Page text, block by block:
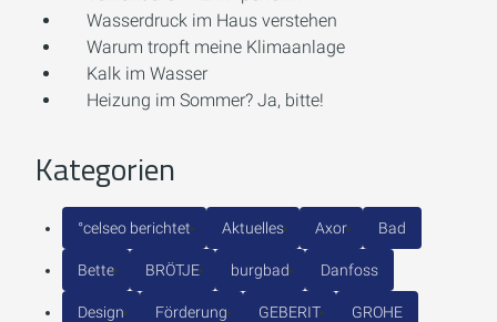
Wasserdruck im Haus verstehen
Warum tropft meine Klimaanlage
Kalk im Wasser
Heizung im Sommer? Ja, bitte!
Kategorien
°celseo berichtet Aktuelles Axor Bad
Bette BRÖTJE burgbad Danfoss
Design Förderung GEBERIT GROHE